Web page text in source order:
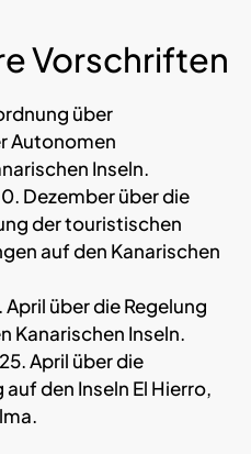
Vorschriften
über
Autonomen
Inseln.
Dezember über die
der touristischen
auf den Kanarischen
über die Regelung
Kanarischen Inseln.
April über die
den Inseln El Hierro,